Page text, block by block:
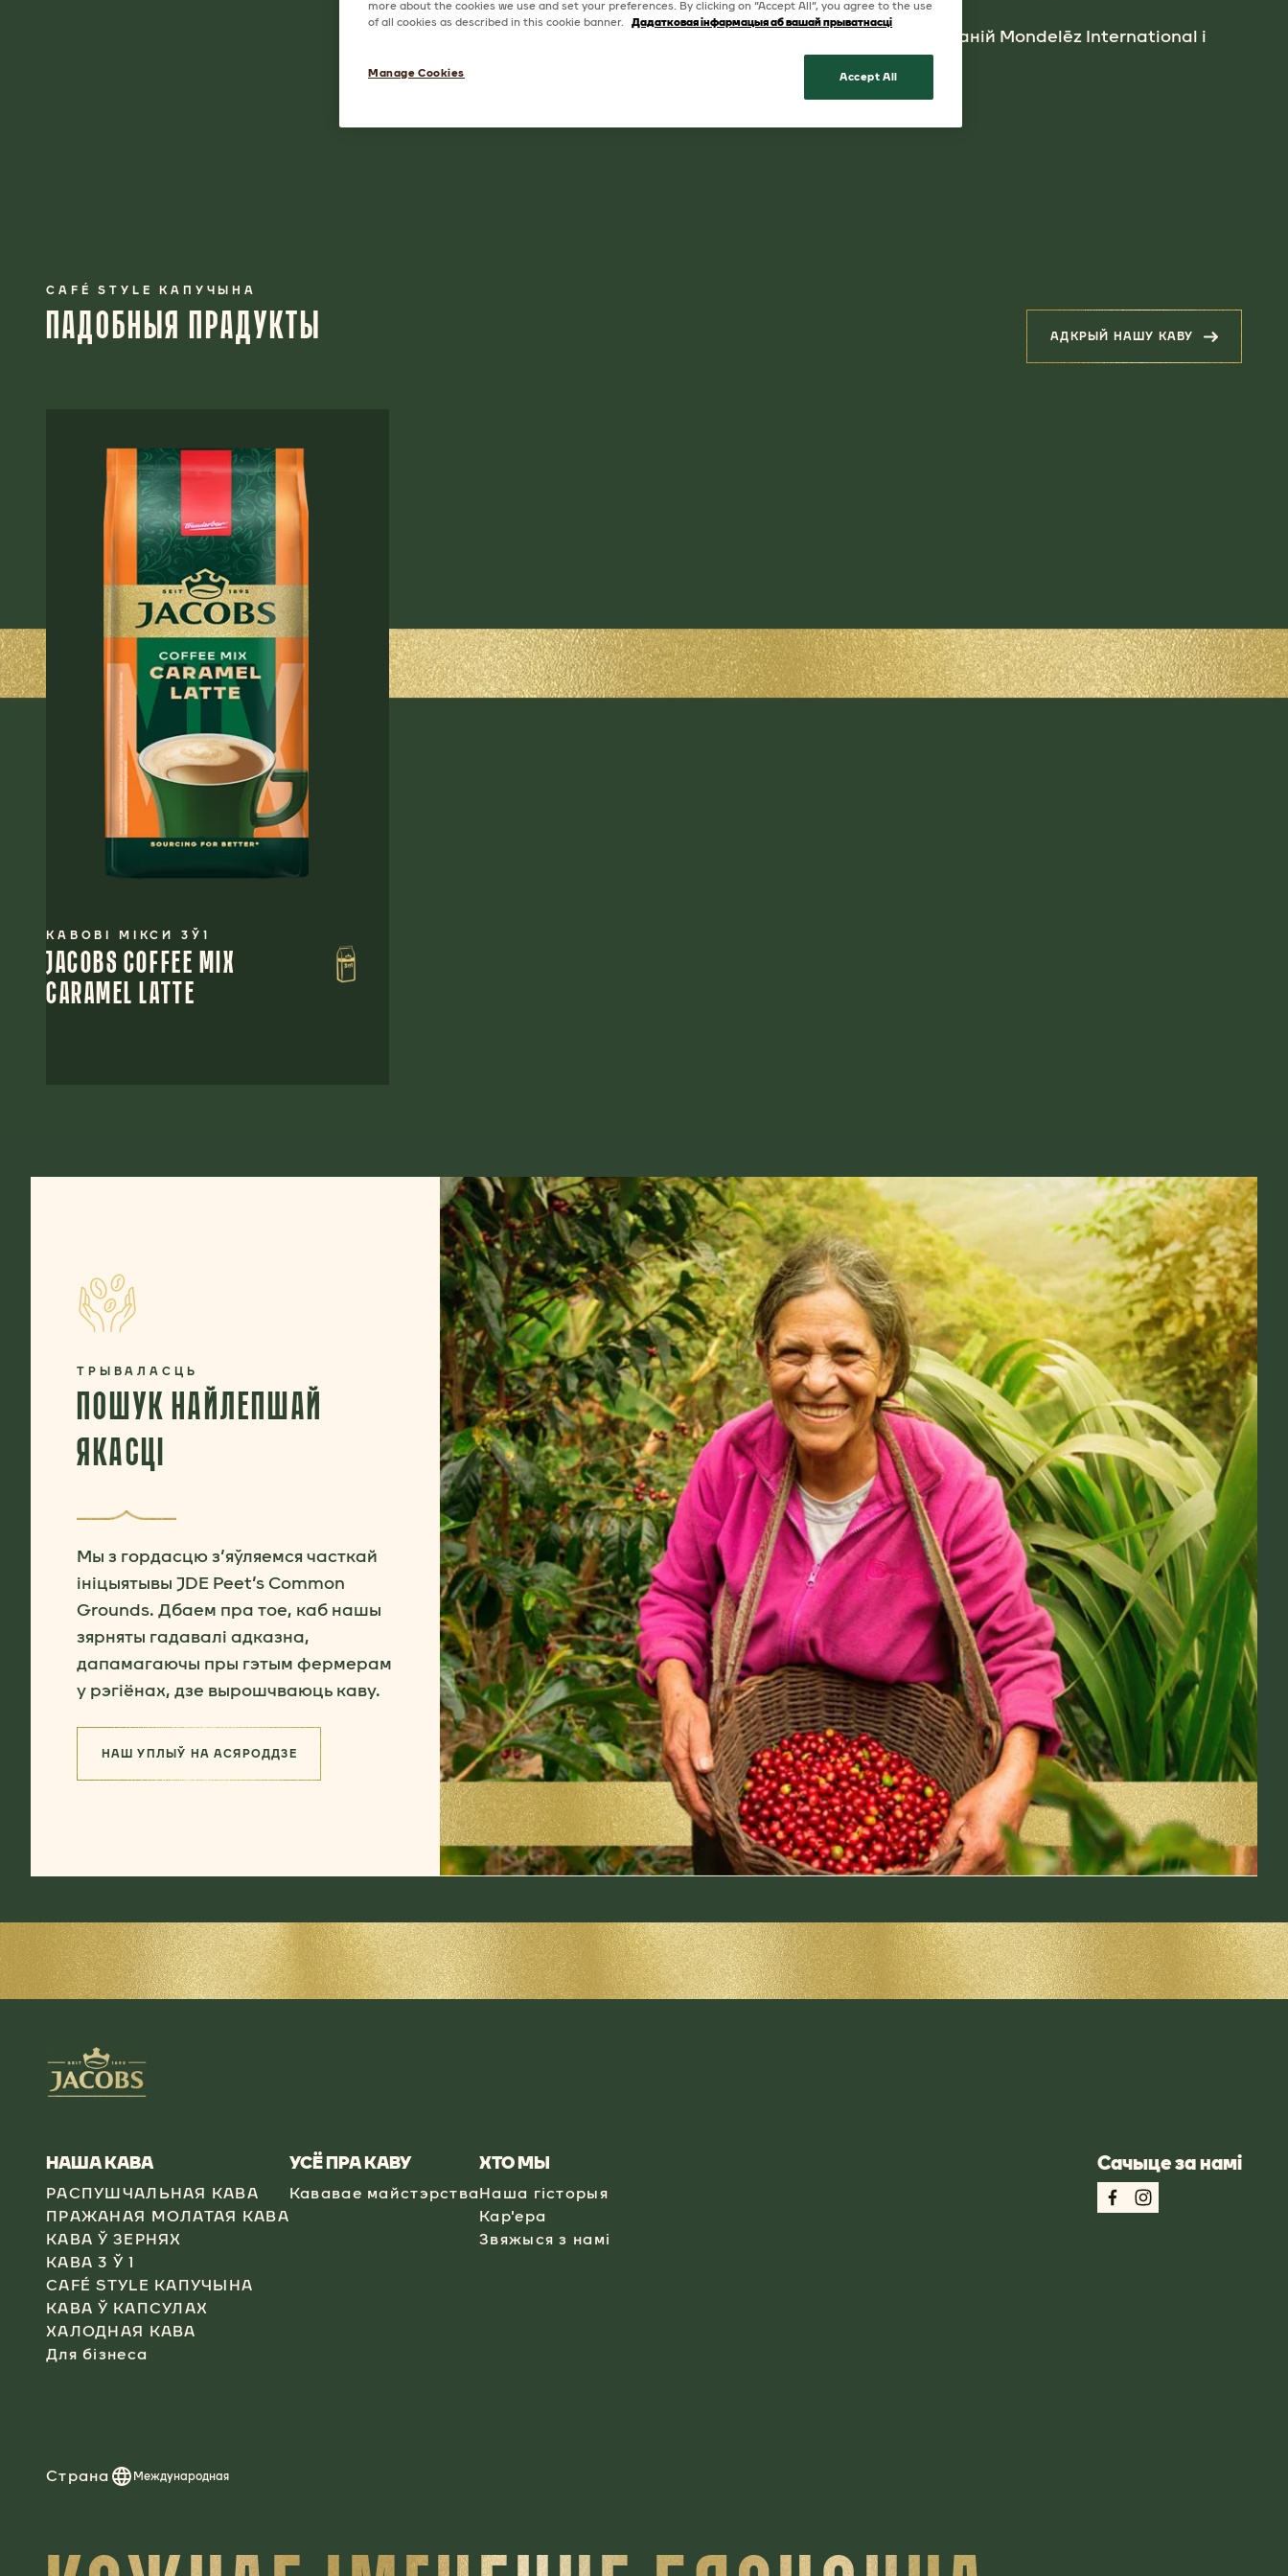
* Гандлёвая марка MILKA належыць групе кампаній Mondelēz International і
выкарыстоўваецца паводле ліцэнзіі.
CAFÉ STYLE КАПУЧЫНА
ПАДОБНЫЯ ПРАДУКТЫ АДКРЫЙ НАШУ КАВУ
(ПАДОБНЫЯ
КАВОВІ МІКСИ 3Ў1
JACOBS COFFEE MIX
CARAMEL LATTE
ТРЫВАЛАСЦЬ
ПОШУК НАЙЛЕПШАЙ
ЯКАСЦІ
Мы з гордасцю з’яўляемся часткай
ініцыятывы JDE Peet’s Common
Grounds. Дбаем пра тое, каб нашы
зярняты гадавалі адказна,
дапамагаючы пры гэтым фермерам
у рэгіёнах, дзе вырошчваюць каву.
НАШ УПЛЫЎ НА АСЯРОДДЗЕ
(ПОШУК НАЙЛЕПШАЙ ЯКАСЦІ)
НАША КАВА
РАСПУШЧАЛЬНАЯ КАВА
ПРАЖАНАЯ МОЛАТАЯ КАВА
КАВА Ў ЗЕРНЯХ
КАВА 3 Ў 1
CAFÉ STYLE КАПУЧЫНА
КАВА Ў КАПСУЛАХ
ХАЛОДНАЯ КАВА
Для бізнеса
УСЁ ПРА КАВУ
Кававае майстэрства
ХТО МЫ
Наша гісторыя
Кар'ера
Звяжыся з намі
Сачыце за намі
Страна Международная
more about the cookies we use and set your preferences. By clicking on “Accept All”, you agree to the use
of all cookies as described in this cookie banner. Дадатковая інфармацыя аб вашай прыватнасці
Manage Cookies Accept All